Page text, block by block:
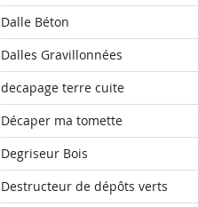
Dalle Béton
Dalles Gravillonnées
decapage terre cuite
Décaper ma tomette
Degriseur Bois
Destructeur de dépôts verts